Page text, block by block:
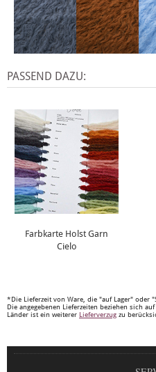
PASSEND DAZU:
Farbkarte Holst Garn
Cielo
*Die Lieferzeit von Ware, die "auf Lager" oder
Die angegebenen Lieferzeiten beziehen sich
Länder ist ein weiterer Lieferverzug zu